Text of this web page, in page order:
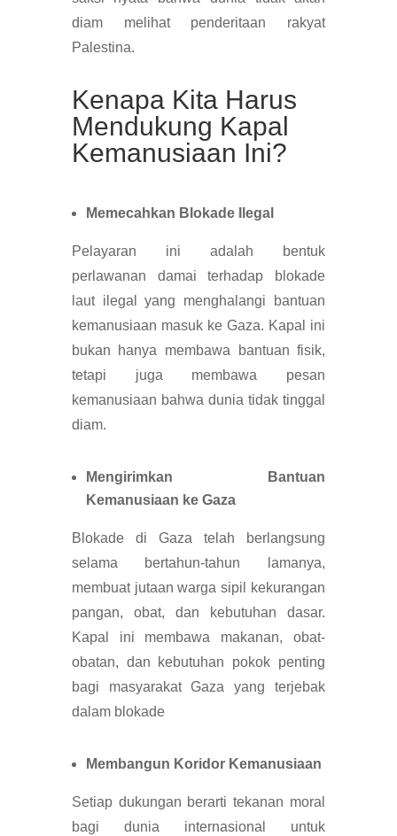
diam melihat penderitaan rakyat
Palestina.
Kenapa Kita Harus
Mendukung Kapal
Kemanusiaan Ini?
Memecahkan Blokade Ilegal
Pelayaran ini adalah bentuk
perlawanan damai terhadap blokade
laut ilegal yang menghalangi bantuan
kemanusiaan masuk ke Gaza. Kapal ini
bukan hanya membawa bantuan fisik,
tetapi juga membawa pesan
kemanusiaan bahwa dunia tidak tinggal
diam.
Mengirimkan Bantuan
Kemanusiaan ke Gaza
Blokade di Gaza telah berlangsung
selama bertahun-tahun lamanya,
membuat jutaan warga sipil kekurangan
pangan, obat, dan kebutuhan dasar.
Kapal ini membawa makanan, obat-
obatan, dan kebutuhan pokok penting
bagi masyarakat Gaza yang terjebak
dalam blokade
Membangun Koridor Kemanusiaan
Setiap dukungan berarti tekanan moral
bagi dunia internasional untuk